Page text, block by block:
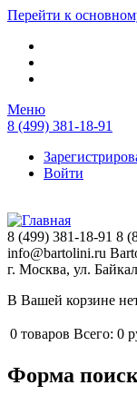
Перейти к
Меню
8 (499) 381-18-91
Войти
8 (499) 381-18-91 8
info@bartolini.ru
г. Москва, ул.
В Вашей корзине
0 товаров Всего: 0
Форма